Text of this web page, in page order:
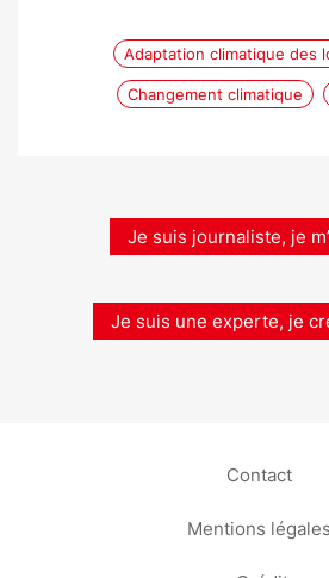
Adaptation climatique des
Changement climatique
Je suis journaliste, je
Je suis une experte, je
Contact
Mentions légales